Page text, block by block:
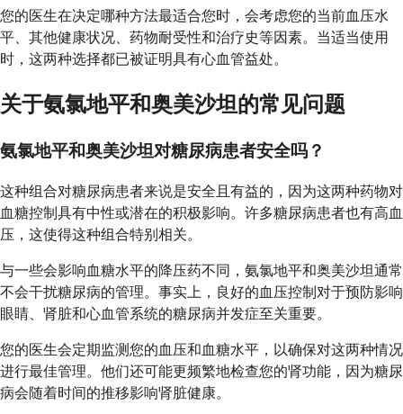
您的医生在决定哪种方法最适合您时，会考虑您的当前血压水
平、其他健康状况、药物耐受性和治疗史等因素。当适当使用
时，这两种选择都已被证明具有心血管益处。
关于氨氯地平和奥美沙坦的常见问题
氨氯地平和奥美沙坦对糖尿病患者安全吗？
这种组合对糖尿病患者来说是安全且有益的，因为这两种药物对
血糖控制具有中性或潜在的积极影响。许多糖尿病患者也有高血
压，这使得这种组合特别相关。
与一些会影响血糖水平的降压药不同，氨氯地平和奥美沙坦通常
不会干扰糖尿病的管理。事实上，良好的血压控制对于预防影响
眼睛、肾脏和心血管系统的糖尿病并发症至关重要。
您的医生会定期监测您的血压和血糖水平，以确保对这两种情况
进行最佳管理。他们还可能更频繁地检查您的肾功能，因为糖尿
病会随着时间的推移影响肾脏健康。